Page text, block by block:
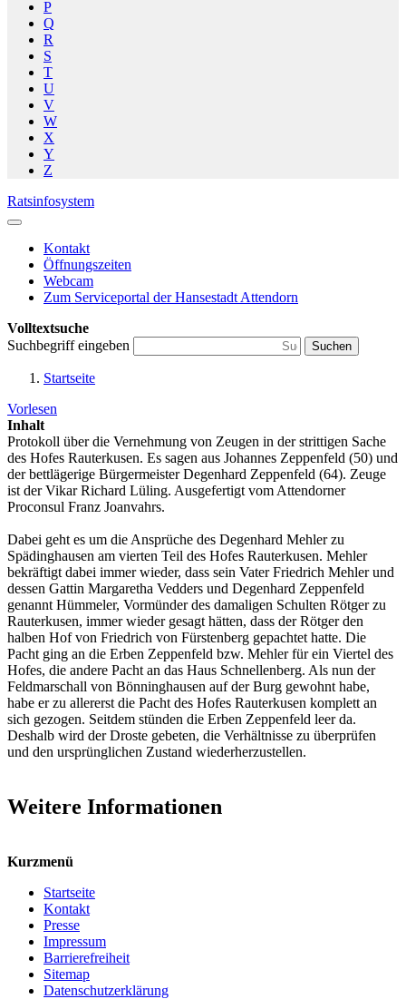
P
Q
R
S
T
U
V
W
X
Y
Z
Ratsinfosystem
Kontakt
Öffnungszeiten
Webcam
Zum Serviceportal der Hansestadt Attendorn
Volltextsuche
Suchbegriff eingeben
Suchen
Startseite
Vorlesen
Inhalt
Protokoll über die Vernehmung von Zeugen in der strittigen Sache
des Hofes Rauterkusen. Es sagen aus Johannes Zeppenfeld (50) und
der bettlägerige Bürgermeister Degenhard Zeppenfeld (64). Zeuge
ist der Vikar Richard Lüling. Ausgefertigt vom Attendorner
Proconsul Franz Joanvahrs.
Dabei geht es um die Ansprüche des Degenhard Mehler zu
Spädinghausen am vierten Teil des Hofes Rauterkusen. Mehler
bekräftigt dabei immer wieder, dass sein Vater Friedrich Mehler und
dessen Gattin Margaretha Vedders und Degenhard Zeppenfeld
genannt Hümmeler, Vormünder des damaligen Schulten Rötger zu
Rauterkusen, immer wieder gesagt hätten, dass der Rötger den
halben Hof von Friedrich von Fürstenberg gepachtet hatte. Die
Pacht ging an die Erben Zeppenfeld bzw. Mehler für ein Viertel des
Hofes, die andere Pacht an das Haus Schnellenberg. Als nun der
Feldmarschall von Bönninghausen auf der Burg gewohnt habe,
habe er zu allererst die Pacht des Hofes Rauterkusen komplett an
sich gezogen. Seitdem stünden die Erben Zeppenfeld leer da.
Deshalb wird der Droste gebeten, die Verhältnisse zu überprüfen
und den ursprünglichen Zustand wiederherzustellen.
Weitere Informationen
Kurzmenü
Startseite
Kontakt
Presse
Impressum
Barrierefreiheit
Sitemap
Datenschutzerklärung